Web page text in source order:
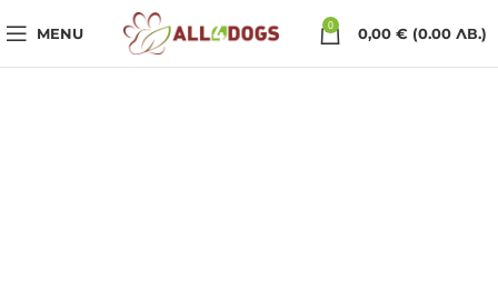
MENU 0 0,00 € (0.00 ЛВ.)